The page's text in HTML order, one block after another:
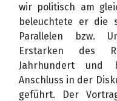
wir politisch am
beleuchtete er die
Parallelen bzw.
Erstarken des
Jahrhundert und
Anschluss in der
geführt. Der